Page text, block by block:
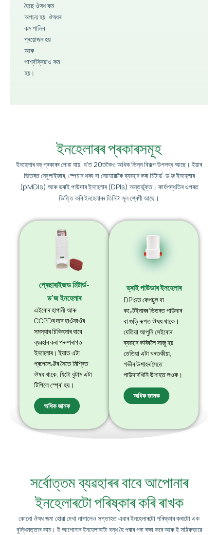
হৈছে ঔষধ কম
অপচয় হয়, ঔষধৰ
কম পালিৰ
প্ৰয়োজন হয়
আৰু
পাৰ্শ্বক্ৰিয়াও কম
হয়।
ইনহেলাৰৰ প্ৰকাৰসমূহ
ইনহেলাৰ বহু প্ৰকাৰৰ পোৱা যায়, য’ত 20তকৈও অধিক ভিন্ন বিকল্প উপলব্ধ আছে। ইয়াৰ
ভিতৰত নেবুলাইজাৰ, স্পেচাৰ থকা বা নোহোৱাকৈ ব্যৱহাৰ কৰা মিটাৰ্ড-ড’জ ইনহেলাৰ
(pMDIs) আৰু ড্ৰাই পাউদাৰ ইনহেলাৰ (DPIs) অন্তৰ্ভুক্ত। কাৰ্যপদ্ধতিৰ ওপৰত
ভিত্তি কৰি ইনহেলাৰৰ তিনিটা মূল শ্ৰেণী আছে।
প্ৰেছাৰাইজড মিটাৰ্ড-
ড’জ ইনহেলাৰ
এইবোৰ হাপানী আৰু
COPDৰ দৰে হাওঁফাওঁৰ
সমস্যাৰ চিকিৎসাৰ বাবে
ব্যৱহাৰ কৰা পৰম্পৰাগত
ইনহেলাৰ। ইয়াত এটা
প্ৰপেলেণ্টৰ সৈতে মিশ্ৰিত
ঔষধ থাকে, যিটো বুটাম এটা
টিপিলে স্প্ৰে’ হয়।
অধিক জানক
ড্ৰাই পাউডাৰ ইনহেলাৰ
DPIsত কেপচুল বা
কণ্টেইনাৰৰ ভিতৰত পাউদাৰ
বা গুড়ি ৰূপত ঔষধ থাকে।
যেতিয়া আপুনি সেইবোৰ
ব্যৱহাৰ কৰিবলৈ সাজু হয়,
তেতিয়া এটা খৰতকীয়া,
গভীৰ উশাহৰ সৈতে
পাউদাৰখিনি উশাহত লওক।
অধিক জানক
সৰ্বোত্তম ব্যৱহাৰৰ বাবে আপোনাৰ
ইনহেলাৰটো পৰিষ্কাৰ কৰি ৰাখক
কোনো ঔষধ জমা হোৱা দেখা নাপালেও সপ্তাহত এবাৰ ইনহেলাৰটো পৰিষ্কাৰ কৰাটো এক
বুদ্ধিমত্তাৰ কাম। ই আপোনাৰ ইনহেলাৰটো বন্ধ হৈ পৰাৰ পৰা ৰক্ষা কৰে আৰু ই সঠিকভাৱে